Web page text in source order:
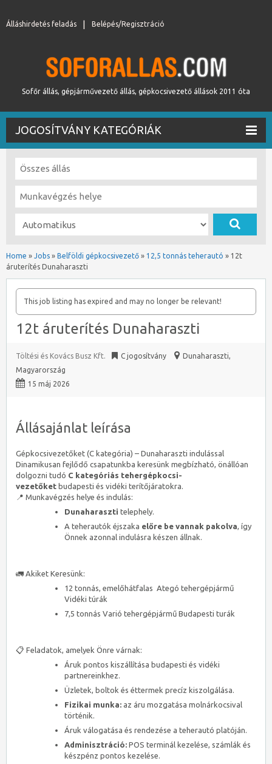
Belépés/Regisztráció
Álláshirdetés feladás
Sofőr állás, gépjárművezető állás, gépkocsivezető állások 2011 óta
JOGOSÍTVÁNY KATEGÓRIÁK
Home » Jobs » Belföldi gépkocsivezető » 12,5 tonnás teherautó » 12t
áruterítés Dunaharaszti
This job listing has expired and may no longer be relevant!
12t áruterítés Dunaharaszti
Töltési és Kovács Busz Kft. C jogosítvány Dunaharaszti,
Magyarország
15 máj 2026
Állásajánlat leírása
Gépkocsivezetőket (C kategória) – Dunaharaszti indulással
Dinamikusan fejlődő csapatunkba keresünk megbízható, önállóan
dolgozni tudó C kategóriás tehergépkocsi-
vezetőket budapesti és vidéki terítőjáratokra.
📍 Munkavégzés helye és indulás:
Dunaharaszti telephely.
A teherautók éjszaka előre be vannak pakolva, így
Önnek azonnal indulásra készen állnak.
🚛 Akiket Keresünk:
12 tonnás, emelőhátfalas Ategó tehergépjármű
Vidéki túrák
7,5 tonnás Varió tehergépjármű Budapesti turák
📋 Feladatok, amelyek Önre várnak:
Áruk pontos kiszállítása budapesti és vidéki
partnereinkhez.
Üzletek, boltok és éttermek precíz kiszolgálása.
Fizikai munka: az áru mozgatása molnárkocsival
történik.
Áruk válogatása és rendezése a teherautó platóján.
Adminisztráció: POS terminál kezelése, számlák és
készpénz pontos kezelése.